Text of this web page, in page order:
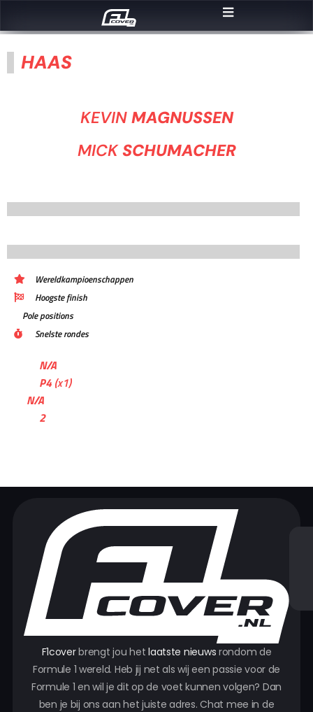
HAAS
KEVINMAGNUSSEN
MICKSCHUMACHER
Wereldkampioenschappen
Hoogste finish
Pole positions
Snelste rondes
N/A
P4 (x1)
N/A
2
F1coverbrengt jou hetlaatste nieuws rondom de
Formule 1 wereld. Heb jij net als wij een passie voor de
Formule 1 en wil je dit op de voet kunnen volgen? Dan
ben je bij ons aan het juiste adres. Chat mee in de